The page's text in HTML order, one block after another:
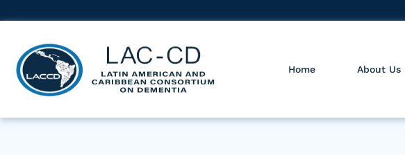
content
Home About Us